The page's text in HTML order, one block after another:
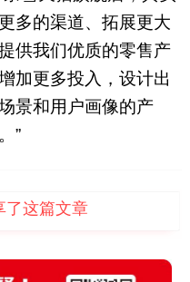
多的渠道、拓展更大
供我们优质的零售产
加更多投入，设计出
景和用户画像的产
”
了这篇文章